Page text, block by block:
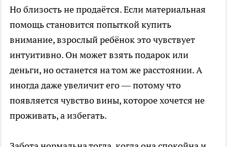
Но близость не продаётся. Если материальная
помощь становится попыткой купить
внимание, взрослый ребёнок это чувствует
интуитивно. Он может взять подарок или
деньги, но останется на том же расстоянии. А
иногда даже увеличит его — потому что
появляется чувство вины, которое хочется не
проживать, а избегать.